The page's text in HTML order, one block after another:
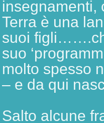
insegnamenti,
Terra è una
suoi
suo
molto spesso
– e da qui
Salto alcune